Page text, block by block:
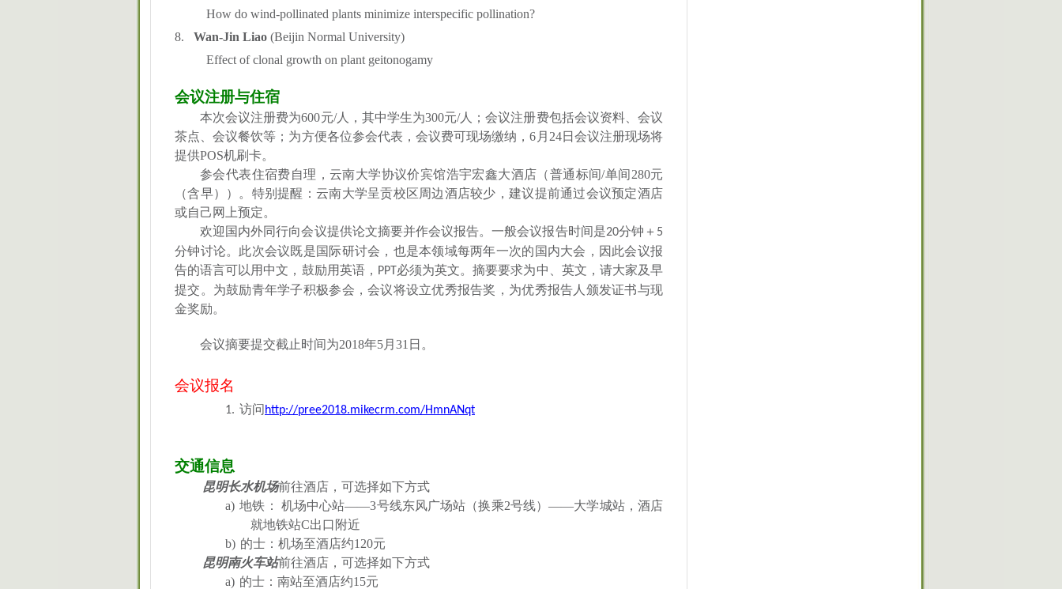
How do wind-pollinated plants minimize interspecific pollination?
8.
Wan-Jin Liao (Beijin Normal University)
Effect of clonal growth on plant geitonogamy
会议注册与住宿
本次会议注册费为600元/人，其中学生为300元/人；会议注册费包括会议资料、会议
茶点、会议餐饮等；为方便各位参会代表，会议费可现场缴纳，6 月 24日会议注册现场将
提供POS机刷卡。
参会代表住宿费自理，云南大学协议价宾馆浩宇宏鑫大酒店（普通标间/单间 280元
（含早））。特别提醒：云南大学呈贡校区周边酒店较少，建议提前通过会议预定酒店
或自己网上预定。
欢迎国内外同行向会议提供论文摘要并作会议报告。一般会议报告时间是20分钟＋ 5
分钟讨论。此次会议既是国际研讨会，也是本领域每两年一次的国内大会，因此会议报
告的语言可以用中文，鼓励用英语， PPT 必须为英文。摘要要求为中、 英文，请大家及早
提交 。为鼓励青年学子积极参会，会议将设立优秀报告奖，为优秀报告人颁发证书与现
金奖励。
会议摘要提交截止时间为2018年5月 31 日。
会议报名
1. 访问 http://pree2018.mikecrm.com/HmnANqt
交通信息
昆明长水机场前往酒店，可选择如下方式
a) 地铁： 机场中心站——3号线东风广场站（换乘2号线）——大学城站，酒店
就地铁站C出口附近
b) 的士：机场至酒店约120元
昆明南火车站前往酒店，可选择如下方式
a) 的士：南站至酒店约15元